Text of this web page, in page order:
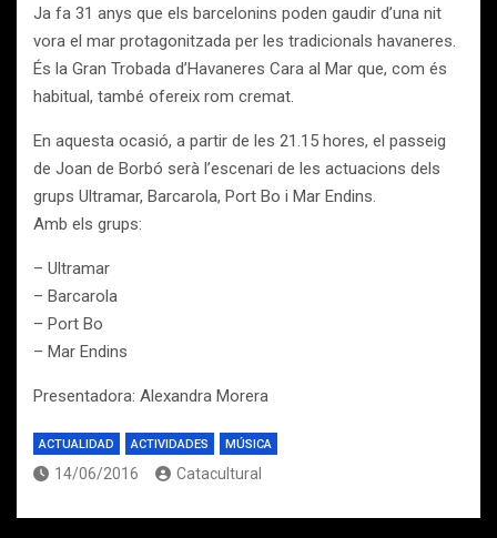
Ja fa 31 anys que els barcelonins poden gaudir d’una nit
vora el mar protagonitzada per les tradicionals havaneres.
És la Gran Trobada d’Havaneres Cara al Mar que, com és
habitual, també ofereix rom cremat.
En aquesta ocasió, a partir de les 21.15 hores, el passeig
de Joan de Borbó serà l’escenari de les actuacions dels
grups Ultramar, Barcarola, Port Bo i Mar Endins.
Amb els grups:
– Ultramar
– Barcarola
– Port Bo
– Mar Endins
Presentadora: Alexandra Morera
ACTUALIDAD ACTIVIDADES MÚSICA
14/06/2016 Catacultural